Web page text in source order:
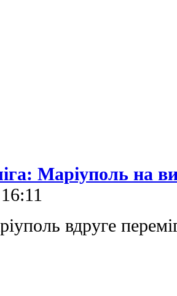
Маріуполь на
вдруге